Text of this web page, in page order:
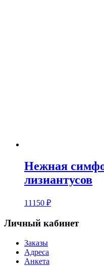
Нежная
лизиантусов
11150 ₽
Личный кабинет
Заказы
Адреса
Анкета